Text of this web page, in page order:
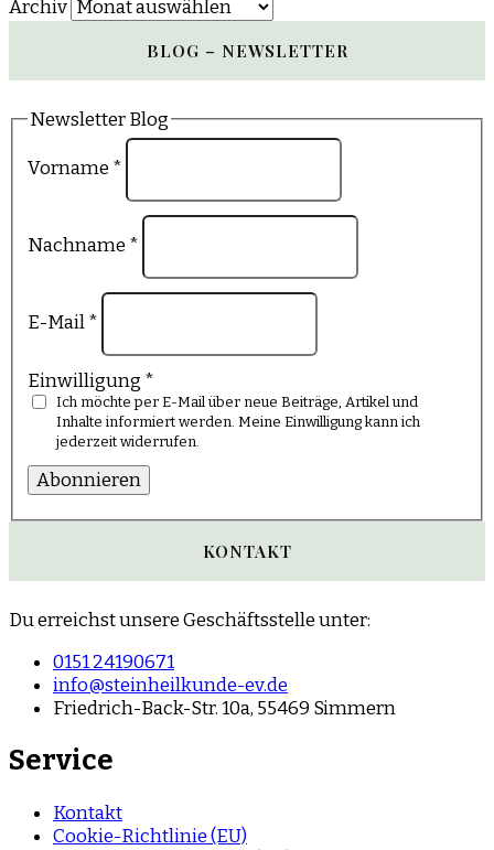
Archiv
BLOG – NEWSLETTER
Newsletter Blog
Vorname *
Nachname *
E-Mail*
Einwilligung *
Ich möchte per E-Mail über neue Beiträge, Artikel und
Inhalte informiert werden. Meine Einwilligung kann ich
jederzeit widerrufen.
Abonnieren
KONTAKT
Du erreichst unsere Geschäftsstelle unter:
0151 24190671
info@steinheilkunde-ev.de
Friedrich-Back-Str. 10a, 55469 Simmern
Service
Kontakt
Cookie-Richtlinie (EU)